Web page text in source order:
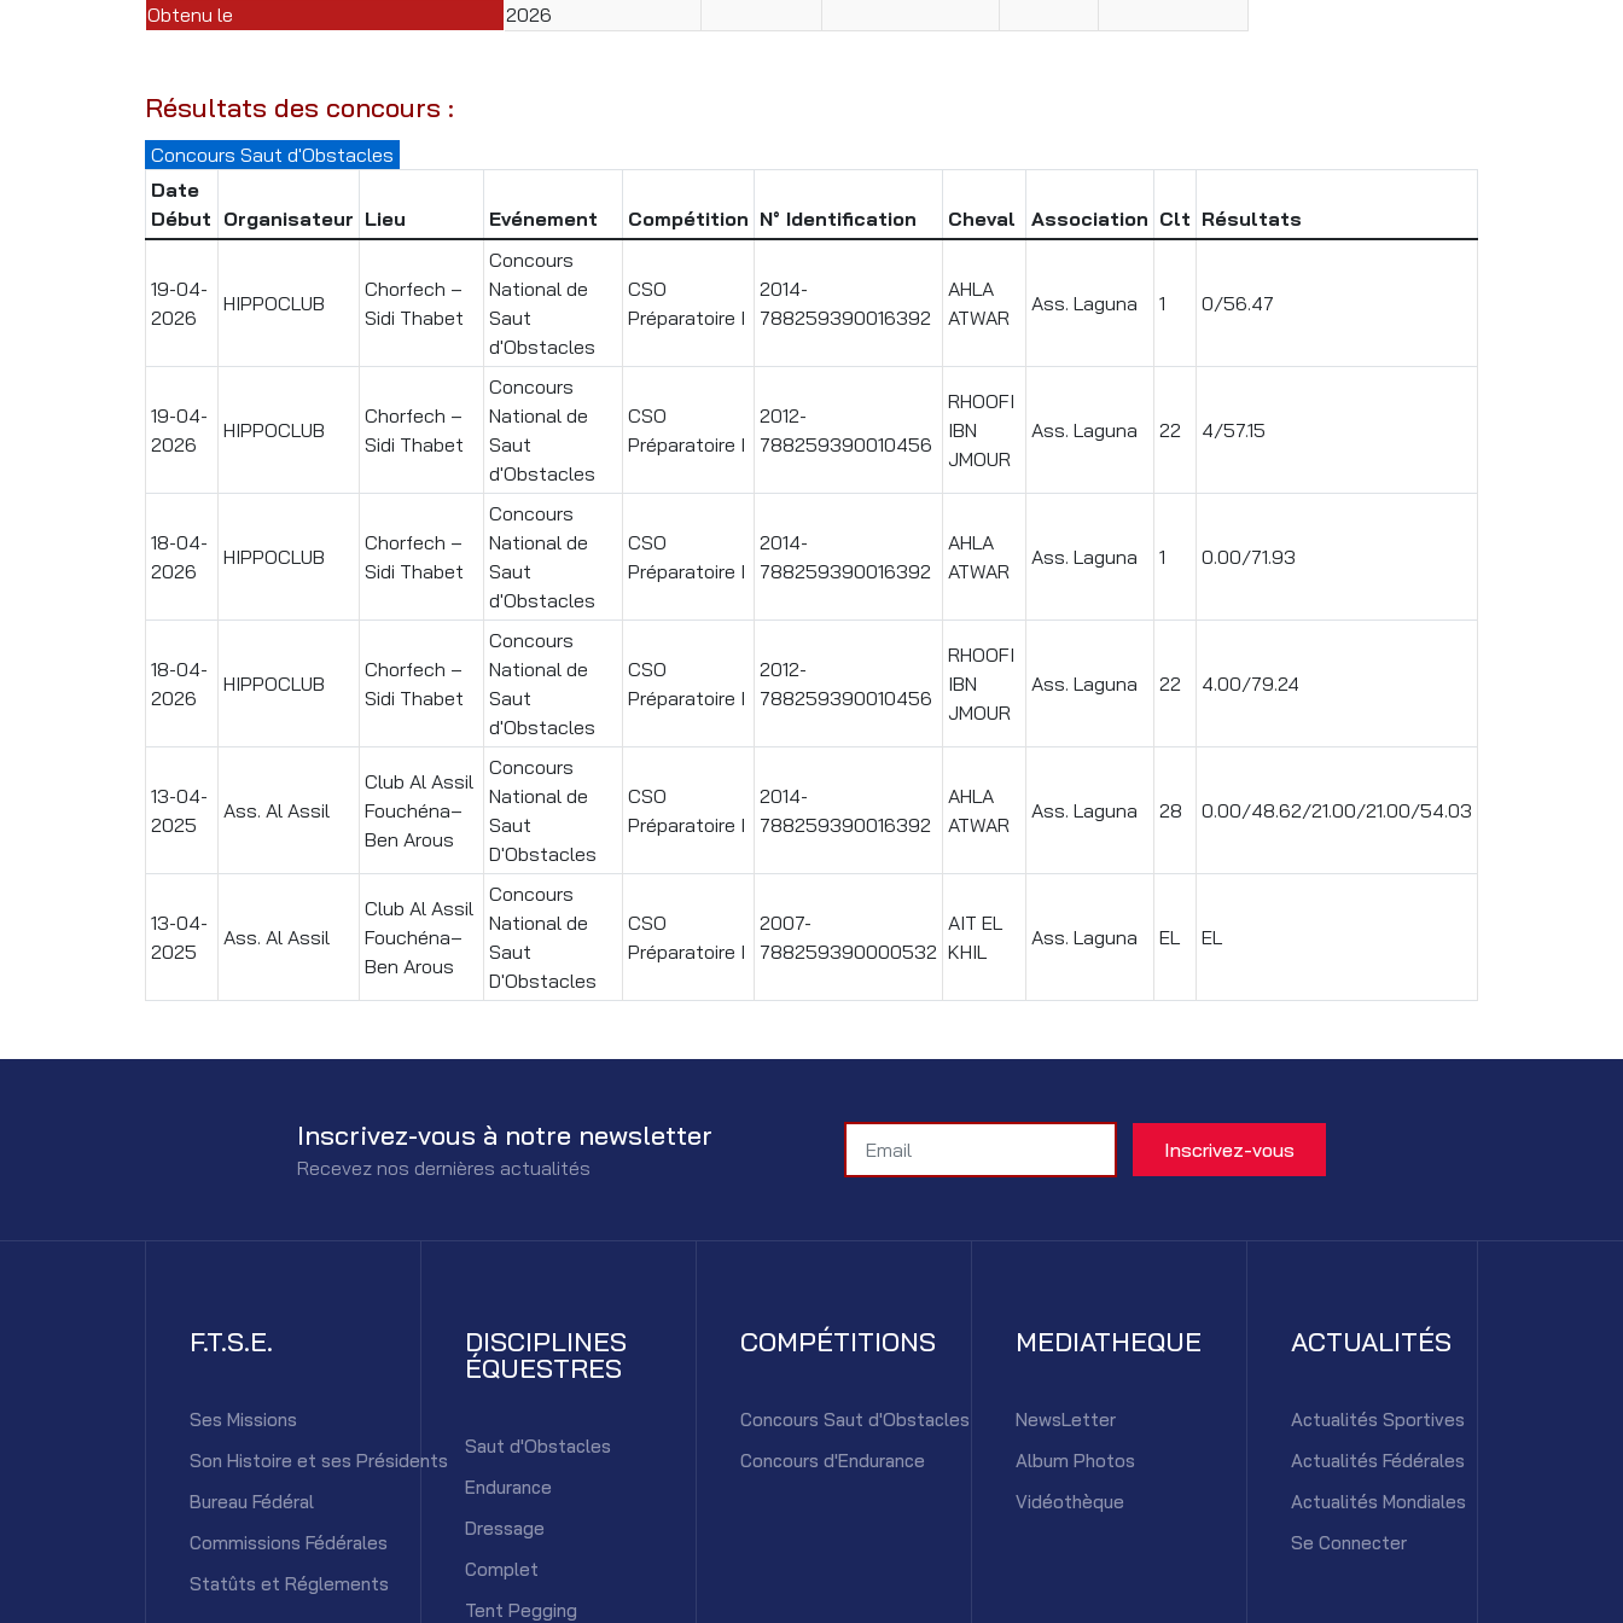
Obtenu le
2026
Résultats des concours :
Concours Saut d'Obstacles
Date
Début Organisateur Lieu Evénement Compétition N° Identification Cheval Association Clt Résultats
19-04-
2026
HIPPOCLUB
Chorfech –
Sidi Thabet
Concours
National de
Saut
d'Obstacles
CSO
Préparatoire I
2014-
788259390016392
AHLA
ATWAR
Ass. Laguna 1 0/56.47
19-04-
2026
HIPPOCLUB
Chorfech –
Sidi Thabet
Concours
National de
Saut
d'Obstacles
CSO
Préparatoire I
2012-
788259390010456
RHOOFI
IBN
JMOUR
Ass. Laguna 22 4/57.15
18-04-
2026
HIPPOCLUB
Chorfech –
Sidi Thabet
Concours
National de
Saut
d'Obstacles
CSO
Préparatoire I
2014-
788259390016392
AHLA
ATWAR
Ass. Laguna 1 0.00/71.93
18-04-
2026
HIPPOCLUB
Chorfech –
Sidi Thabet
Concours
National de
Saut
d'Obstacles
CSO
Préparatoire I
2012-
788259390010456
RHOOFI
IBN
JMOUR
Ass. Laguna 22 4.00/79.24
13-04-
2025
Ass. Al Assil
Club Al Assil
Fouchéna–
Ben Arous
Concours
National de
Saut
D'Obstacles
CSO
Préparatoire I
2014-
788259390016392
AHLA
ATWAR
Ass. Laguna 28 0.00/48.62/21.00/21.00/54.03
13-04-
2025
Ass. Al Assil
Club Al Assil
Fouchéna–
Ben Arous
Concours
National de
Saut
D'Obstacles
CSO
Préparatoire I
2007-
788259390000532
AIT EL
KHIL
Ass. Laguna EL EL
Inscrivez-vous à notre newsletter
Recevez nos dernières actualités
F.T.S.E.
Ses Missions
Son Histoire et ses Présidents
Bureau Fédéral
Commissions Fédérales
Statûts et Réglements
DISCIPLINES
ÉQUESTRES
Saut d'Obstacles
Endurance
Dressage
Complet
Tent Pegging
COMPÉTITIONS
Concours Saut d'Obstacles
Concours d'Endurance
MEDIATHEQUE
NewsLetter
Album Photos
Vidéothèque
ACTUALITÉS
Actualités Sportives
Actualités Fédérales
Actualités Mondiales
Se Connecter